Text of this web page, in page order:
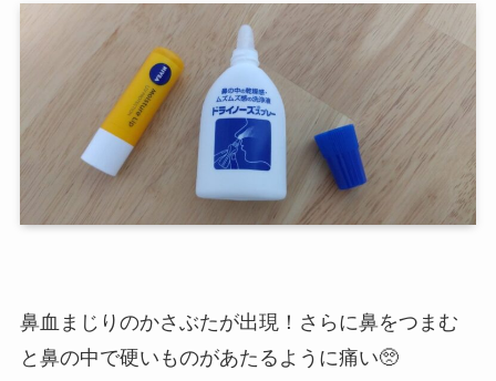
鼻血まじりのかさぶたが出現！さらに鼻をつまむ
と鼻の中で硬いものがあたるように痛い🥺